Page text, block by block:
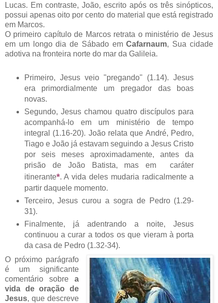
Lucas. Em contraste, João, escrito após os três sinópticos,
possui apenas oito por cento do material que está registrado
em Marcos.
O primeiro capítulo de Marcos retrata o ministério de Jesus
em um longo dia de Sábado emCafarnaum, Sua cidade
adotiva na fronteira norte do mar da Galileia.
Primeiro, Jesus veio "pregando" (1.14). Jesus
era primordialmente um pregador das boas
novas.
Segundo, Jesus chamou quatro discípulos para
acompanhá-lo em um ministério de tempo
integral (1.16-20). João relata que André, Pedro,
Tiago e João já estavam seguindo a Jesus Cristo
por seis meses aproximadamente, antes da
prisão de João Batista, mas em caráter
itinerante*. A vida deles mudaria radicalmente a
partir daquele momento.
Terceiro, Jesus curou a sogra de Pedro (1.29-
31).
Finalmente, já adentrando a noite, Jesus
continuou a curar a todos os que vieram à porta
da casa de Pedro (1.32-34).
O próximo parágrafo
é um significante
comentário sobrea
vida de oração de
Jesus, que descreve